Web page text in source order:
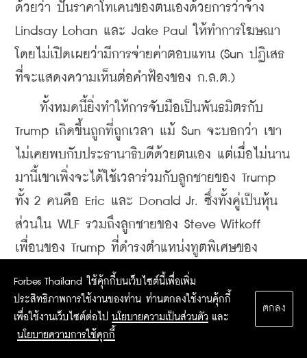
ด้วยว่า ปั่นราคาโทเคนของตนเองด้วยการว่าจ้าง
Lindsay Lohan และ Jake Paul ให้ทำการโฆษณา
โดยไม่เปิดเผยว่ามีการจ่ายค่าตอบแทน (Sun ปฏิเสธ
ที่จะแสดงความเห็นต่อคำฟ้องของ ก.ล.ต.)
ทั้งหมดนี้ยิ่งทำให้การจับมือเป็นพันธมิตรกับ
Trump เกิดขึ้นถูกที่ถูกเวลา แม้ Sun จะบอกว่า เขา
ไม่เคยพบกับประธานาธิบดีด้วยตนเอง แต่เมื่อไม่นาน
มานี้เขาเพิ่งจะได้ใช้เวลาร่วมกับลูกชายของ Trump
ทั้ง 2 คนคือ Eric และ Donald Jr. ซึ่งทั้งคู่เป็นหุ้น
ส่วนใน WLF รวมถึงลูกชายของ Steve Witkoff
เพื่อนของ Trump ที่ดำรงตำแหน่งทูตพิเศษของ
สหรัฐฯ ประจำตะวันออกกลาง
Sun ตระหนักดีว่า คริปโตต้องอาศัยความเชื่อมั่น
จากสาธารณชน เขาเชื่อว่าหากประธานาธิบดีสหรัฐฯ
Forbes Thailand ใช้คุ้กกี้บนเว็บไซต์นี้เพื่อเพิ่ม
ประสิทธิภาพการใช้งานของท่าน ท่านตกลงใช้งานคุ้กกี้
เพื่อใช้งานเว็บไซต์ต่อไป นโยบายความเป็นส่วนตัว และ
นโยบายความการใช้คุกกี้
ตกลง